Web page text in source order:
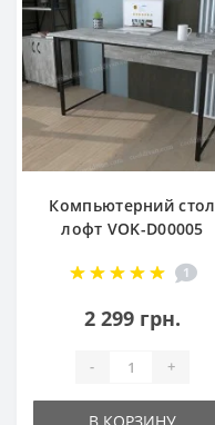
Компьютерний стол
лофт VOK-D00005
1
2 299 грн.
- +